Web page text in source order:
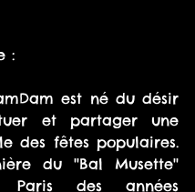
:
est né du désir
et partager une
des fêtes populaires.
du ''Bal Musette''
des années